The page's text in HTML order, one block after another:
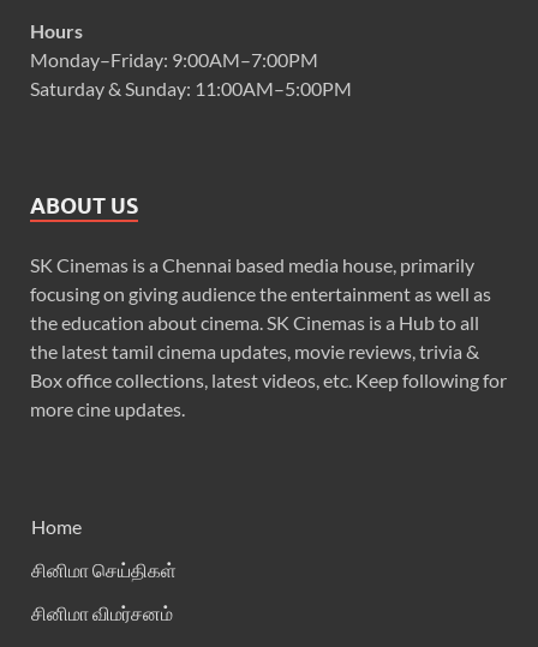
Hours
Monday–Friday: 9:00AM–7:00PM
Saturday & Sunday: 11:00AM–5:00PM
ABOUT US
SK Cinemas is a Chennai based media house, primarily
focusing on giving audience the entertainment as well as
the education about cinema. SK Cinemas is a Hub to all
the latest tamil cinema updates, movie reviews, trivia &
Box office collections, latest videos, etc. Keep following for
more cine updates.
Home
சினிமா செய்திகள்
சினிமா விமர்சனம்